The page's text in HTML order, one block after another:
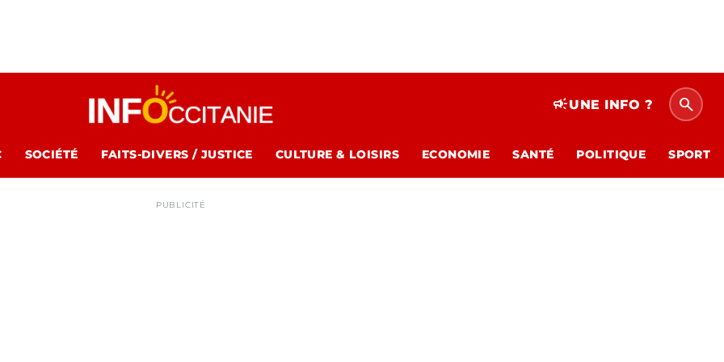
campaignUNE INFO ? search
SOCIÉTÉ FAITS-DIVERS / JUSTICE CULTURE & LOISIRS ECONOMIE SANTÉ POLITIQUE SPORT
PUBLICITÉ